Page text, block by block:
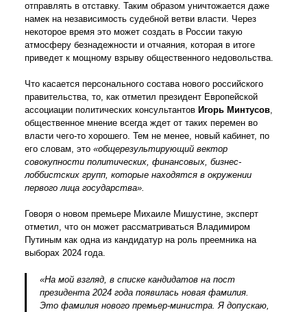
отправлять в отставку. Таким образом уничтожается даже
намек на независимость судебной ветви власти. Через
некоторое время это может создать в России такую
атмосферу безнадежности и отчаяния, которая в итоге
приведет к мощному взрыву общественного недовольства.
Что касается персонального состава нового российского
правительства, то, как отметил президент Европейской
ассоциации политических консультантов Игорь Минтусов,
общественное мнение всегда ждет от таких перемен во
власти чего-то хорошего. Тем не менее, новый кабинет, по
его словам, это «общерезультирующий вектор
совокупности политических, финансовых, бизнес-
лоббистских групп, которые находятся в окружении
первого лица государства».
Говоря о новом премьере Михаиле Мишустине, эксперт
отметил, что он может рассматриваться Владимиром
Путиным как одна из кандидатур на роль преемника на
выборах 2024 года.
«На мой взгляд, в списке кандидатов на пост
президента 2024 года появилась новая фамилия.
Это фамилия нового премьер-министра. Я допускаю,